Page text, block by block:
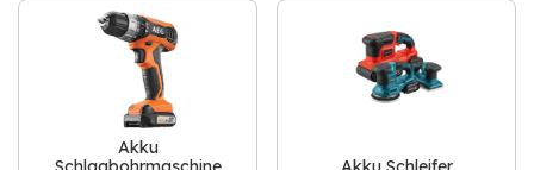
Akku